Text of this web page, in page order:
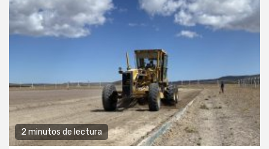
2 minutos de lectura